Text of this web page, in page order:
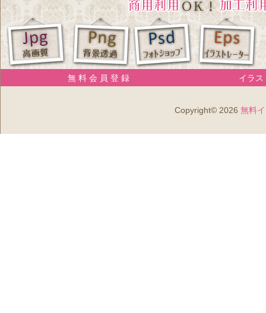
無 料 会 員 登 録 イラス
Copyright© 2026 無料